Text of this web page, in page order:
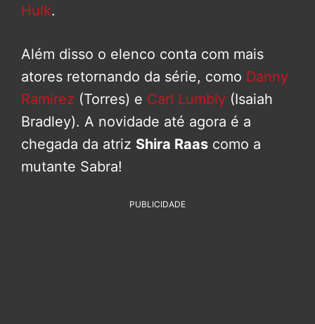
Hulk.
Além disso o elenco conta com mais
atores retornando da série, como Danny
Ramirez (Torres) e Carl Lumbly (Isaiah
Bradley). A novidade até agora é a
chegada da atriz Shira Raas como a
mutante Sabra!
PUBLICIDADE